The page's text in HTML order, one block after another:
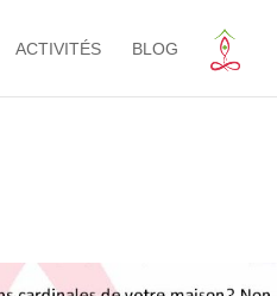
ACTIVITÉS BLOG